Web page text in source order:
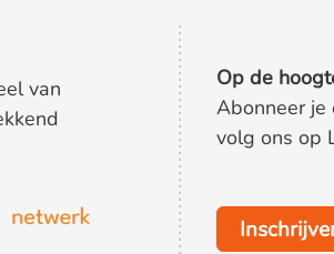
van
Op de
Abonneer je
volg ons op